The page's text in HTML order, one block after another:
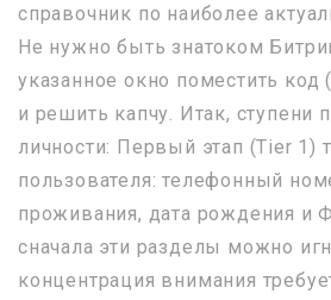
справочник по наиболее
Не нужно быть знатоком
указанное окно поместить код
и решить капчу. Итак, ступени
личности: Первый этап (Tier 1)
пользователя: телефонный
проживания, дата рождения и
сначала эти разделы можно
концентрация внимания